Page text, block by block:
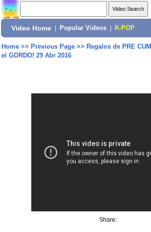
Video Home Popular Videos K-POP
Home>> Previous Page>> Regalos de PRE
el GORDO! 29 Abr 2016
Share: